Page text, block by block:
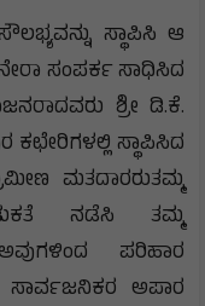
ಸ್ಥಾಪಿಸಿ ಆ
ಸಂಪರ್ಕ ಸಾಧಿಸಿದ
ಶ್ರೀ ಡಿ.ಕೆ.
ಸ್ಥಾಪಿಸಿದ
ಮತದಾರರುತಮ್ಮ
ನಡೆಸಿ ತಮ್ಮ
ಪರಿಹಾರ
ಸಾರ್ವಜನಿಕರ ಅಪಾರ